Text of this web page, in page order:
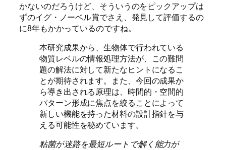
かないのだろうけど、そういうのをピックアップは
ずのイグ・ノーベル賞でさえ、発見して評価するの
に8年もかかっているのですね。
本研究成果から、生物体で行われている
物質レベルの情報処理方法が、この難問
題の解法に対して新たなヒントになるこ
とが期待されます。また、今回の成果か
ら導き出される原理は、時間的・空間的
パターン形成に焦点を絞ることによって
新しい機能を持った材料の設計指針を与
える可能性を秘めています。
粘菌が迷路を最短ルートで解く能力が